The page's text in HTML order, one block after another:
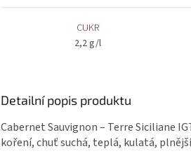
CUKR
2,2 g/l
Detailní popis produktu
Cabernet Sauvignon – Terre Siciliane
koření, chuť suchá, teplá, kulatá,